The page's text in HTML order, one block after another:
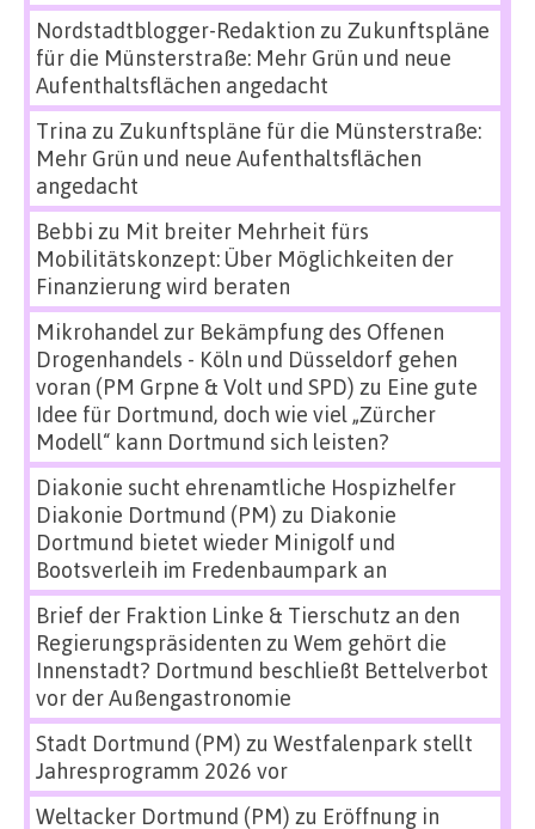
Nordstadtblogger-Redaktion zu Zukunftspläne
für die Münsterstraße: Mehr Grün und neue
Aufenthaltsflächen angedacht
Trina zu Zukunftspläne für die Münsterstraße:
Mehr Grün und neue Aufenthaltsflächen
angedacht
Bebbi zu Mit breiter Mehrheit fürs
Mobilitätskonzept: Über Möglichkeiten der
Finanzierung wird beraten
Mikrohandel zur Bekämpfung des Offenen
Drogenhandels - Köln und Düsseldorf gehen
voran (PM Grpne & Volt und SPD) zu Eine gute
Idee für Dortmund, doch wie viel „Zürcher
Modell“ kann Dortmund sich leisten?
Diakonie sucht ehrenamtliche Hospizhelfer
Diakonie Dortmund (PM) zu Diakonie
Dortmund bietet wieder Minigolf und
Bootsverleih im Fredenbaumpark an
Brief der Fraktion Linke & Tierschutz an den
Regierungspräsidenten zu Wem gehört die
Innenstadt? Dortmund beschließt Bettelverbot
vor der Außengastronomie
Stadt Dortmund (PM) zu Westfalenpark stellt
Jahresprogramm 2026 vor
Weltacker Dortmund (PM) zu Eröffnung in